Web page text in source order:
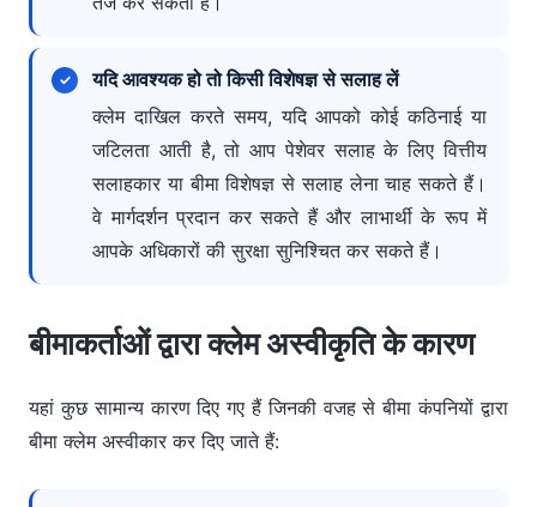
यदि आवश्यक हो तो किसी विशेषज्ञ से सलाह लें
क्लेम दाखिल करते समय, यदि आपको कोई कठिनाई या
जटिलता आती है, तो आप पेशेवर सलाह के लिए वित्तीय
सलाहकार या बीमा विशेषज्ञ से सलाह लेना चाह सकते हैं।
वे मार्गदर्शन प्रदान कर सकते हैं और लाभार्थी के रूप में
आपके अधिकारों की सुरक्षा सुनिश्चित कर सकते हैं।
बीमाकर्ताओं द्वारा क्लेम अस्वीकृति के कारण
यहां कुछ सामान्य कारण दिए गए हैं जिनकी वजह से बीमा कंपनियों द्वारा
बीमा क्लेम अस्वीकार कर दिए जाते हैं: